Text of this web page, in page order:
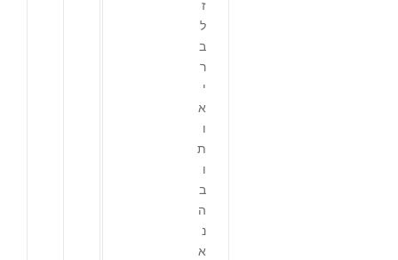
ז
ל
ב
ר
י
א
ו
ת
ו
ב
ה
נ
א